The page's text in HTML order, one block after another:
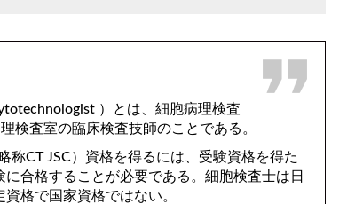
）とは、細胞病理検査
検査室の臨床検査技師のことである。
称CT JSC）資格を得るには、受験資格を得た
合格することが必要である。細胞検査士は日
格で国家資格ではない。